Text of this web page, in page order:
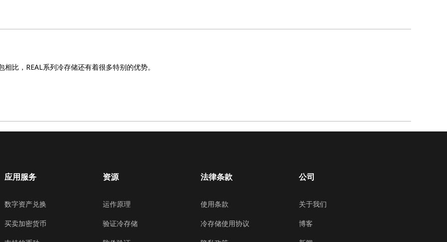
相比，REAL系列冷存储还有着很多特别的优势。
应用服务
数字资产兑换
买卖加密货币
资源
运作原理
验证冷存储
法律条款
使用条款
冷存储使用协议
公司
关于我们
博客